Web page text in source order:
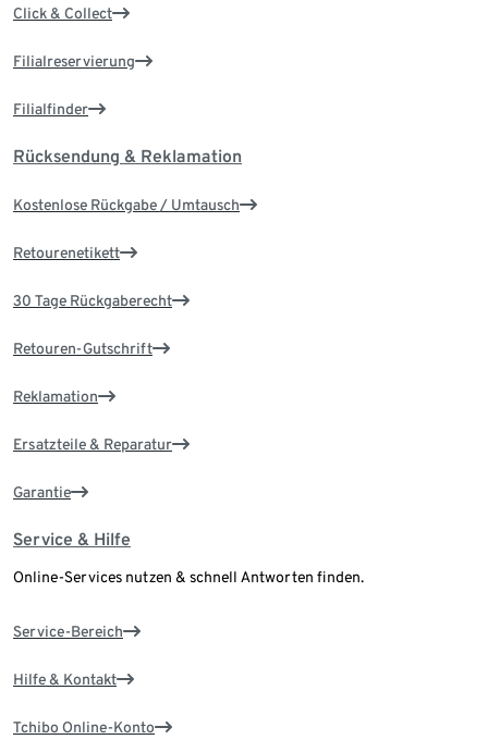
Click & Collect
Filialreservierung
Filialfinder
Rücksendung & Reklamation
Kostenlose Rückgabe / Umtausch
Retourenetikett
30 Tage Rückgaberecht
Retouren-Gutschrift
Reklamation
Ersatzteile & Reparatur
Garantie
Service & Hilfe
Online-Services nutzen & schnell Antworten finden.
Service-Bereich
Hilfe & Kontakt
Tchibo Online-Konto